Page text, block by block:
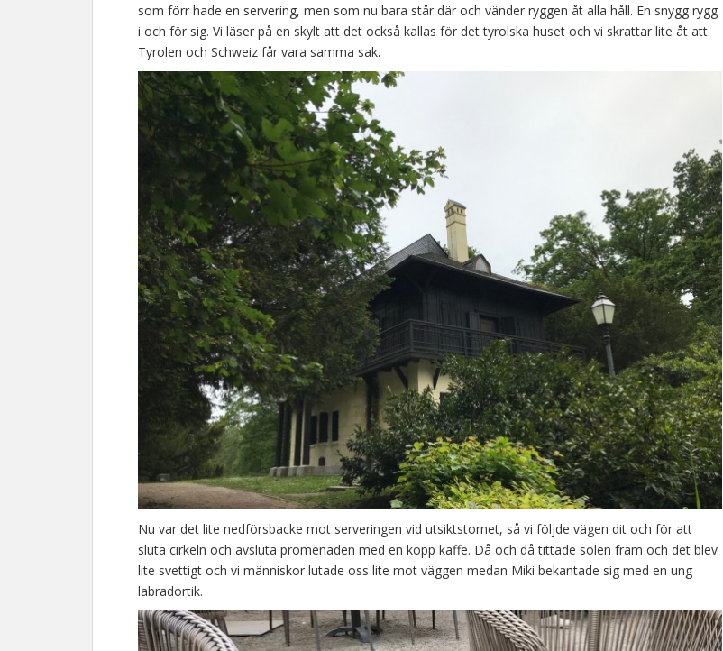
som förr hade en servering, men som nu bara står där och vänder ryggen åt alla håll. En snygg rygg
i och för sig. Vi läser på en skylt att det också kallas för det tyrolska huset och vi skrattar lite åt att
Tyrolen och Schweiz får vara samma sak.
Nu var det lite nedförsbacke mot serveringen vid utsiktstornet, så vi följde vägen dit och för att
sluta cirkeln och avsluta promenaden med en kopp kaffe. Då och då tittade solen fram och det blev
lite svettigt och vi människor lutade oss lite mot väggen medan Miki bekantade sig med en ung
labradortik.